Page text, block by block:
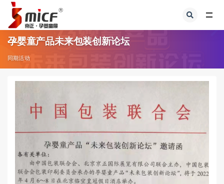
孕婴童产品未来包装创新论坛
同期活动
全部